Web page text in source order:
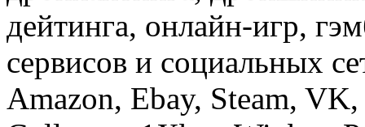
дейтинга, онлайн-игр,
сервисов и социальных
Amazon, Ebay, Steam,